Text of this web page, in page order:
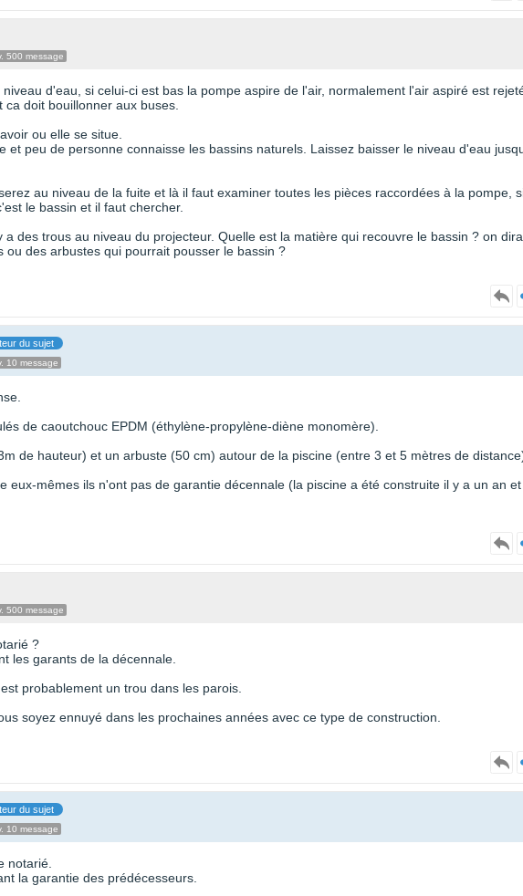
500 message
d'eau, si celui-ci est bas la pompe aspire de l'air, normalement l'air aspiré est
doit bouillonner aux buses.
ou elle se situe.
et peu de personne connaisse les bassins naturels. Laissez baisser le niveau d'eau
au niveau de la fuite et là il faut examiner toutes les pièces raccordées à la pompe,
le bassin et il faut chercher.
des trous au niveau du projecteur. Quelle est la matière qui recouvre le bassin ? on
ou des arbustes qui pourrait pousser le bassin ?
du sujet
10 message
de caoutchouc EPDM (éthylène-propylène-diène monomère).
de hauteur) et un arbuste (50 cm) autour de la piscine (entre 3 et 5 mètres de
eux-mêmes ils n'ont pas de garantie décennale (la piscine a été construite il y a un an et
500 message
?
les garants de la décennale.
probablement un trou dans les parois.
soyez ennuyé dans les prochaines années avec ce type de construction.
du sujet
10 message
notarié.
la garantie des prédécesseurs.